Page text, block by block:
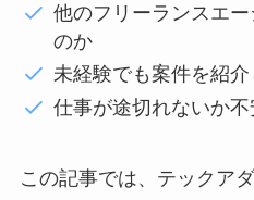
他のフリーランスエ
のか
未経験でも案件を紹
仕事が途切れないか不
この記事では、テックア